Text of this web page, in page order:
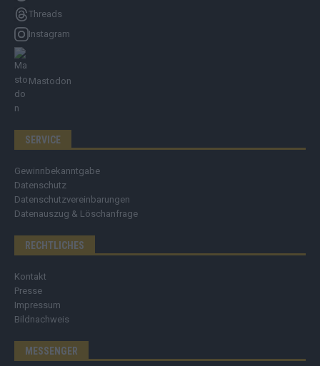
Threads
Instagram
Mastodon
SERVICE
Gewinnbekanntgabe
Datenschutz
Datenschutzvereinbarungen
Datenauszug & Löschanfrage
RECHTLICHES
Kontakt
Presse
Impressum
Bildnachweis
MESSENGER